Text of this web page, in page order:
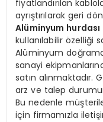
fiyatlandırılan
ayrıştırılarak geri
Alüminyum hurdası
kullanılabilir özelliği
Alüminyum
sanayi
satın alınmaktadır.
arz ve talep
Bu nedenle
için firmamızla